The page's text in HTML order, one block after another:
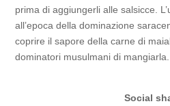
prima di aggiungerli alle salsicce.
all’epoca della dominazione
coprire il sapore della carne di
dominatori musulmani di mangiarla.
Social